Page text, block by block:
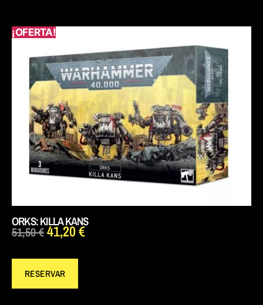
¡OFERTA!
ORKS: KILLA KANS
51,50€41,20€
RESERVAR